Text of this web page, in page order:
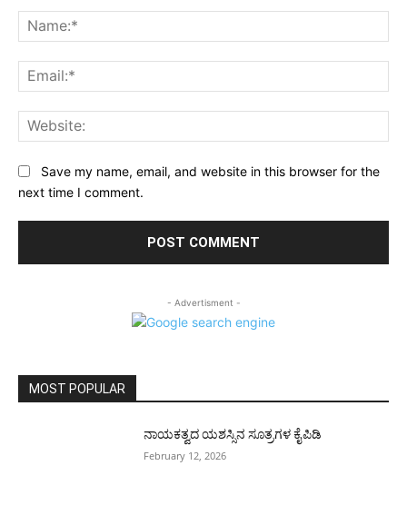
Save my name, email, and website in this browser for the
next time I comment.
- Advertisment -
MOST POPULAR
ನಾಯಕತ್ವದ ಯಶಸ್ಸಿನ ಸೂತ್ರಗಳ ಕೈಪಿಡಿ
February 12, 2026